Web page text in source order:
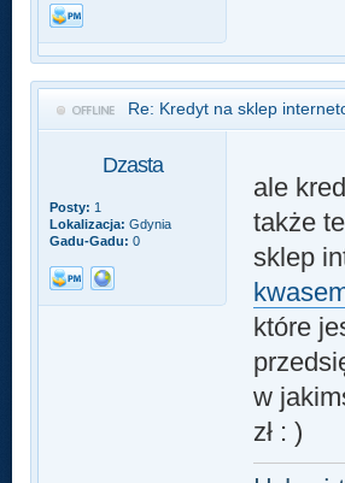
Re: Kredyt na sklep
Dzasta
Posty: 1
Lokalizacja: Gdynia
Gadu-Gadu: 0
ale
także
sklep
które
w
zł : )